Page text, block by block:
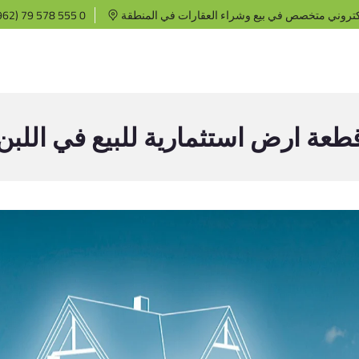
79 578 555 0 متخصص في بيع وشراء العقارات في المنطقة
ارض استثمارية للبيع في